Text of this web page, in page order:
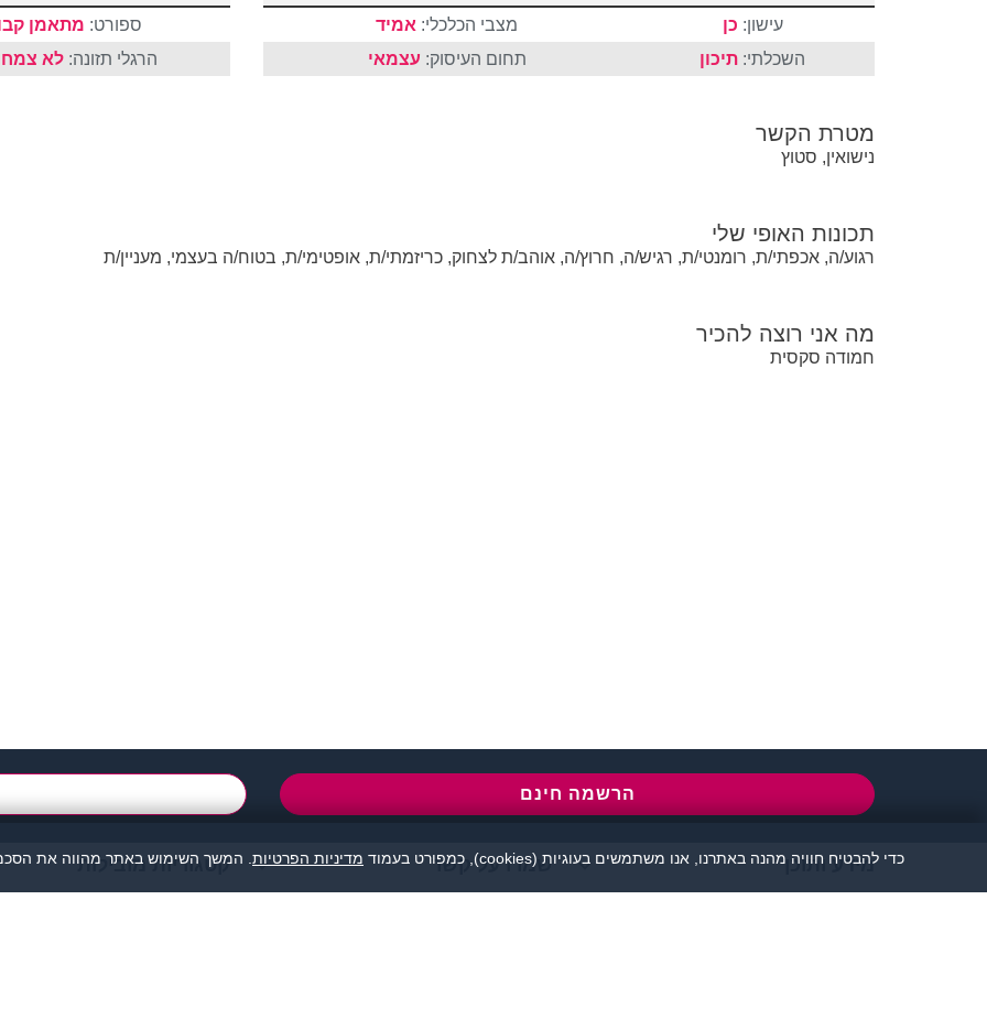
עישון: כן מצבי הכלכלי: אמיד
השכלתי: תיכון תחום העיסוק: עצמאי
ספורט: מתאמן
הרגלי תזונה: לא
מטרת הקשר
נישואין, סטוץ
תכונות האופי שלי
רגוע/ה, אכפתי/ת, רומנטי/ת, רגיש/ה, חרוץ/ה, אוהב/ת לצחוק, כריזמתי/ת, אופטימי/ת, בטוח/ה בעצמי, מעניין/ת
מה אני רוצה להכיר
חמודה סקסית
הרשמה חינם077-5030670
מידע ותוכן שמרו על קשר קטגוריות מובילות כדי להבטיח חוויה מהנה באתרנו, אנו משתמשים בעוגיות (cookies), כמפורט בעמוד מדיניות הפרטיות . המשך השימוש באתר מהווה את